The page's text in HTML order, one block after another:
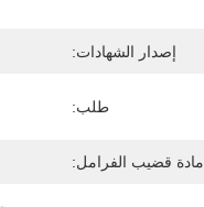
إصدار الشهادات:
طلب:
مادة قضيب الفرامل: